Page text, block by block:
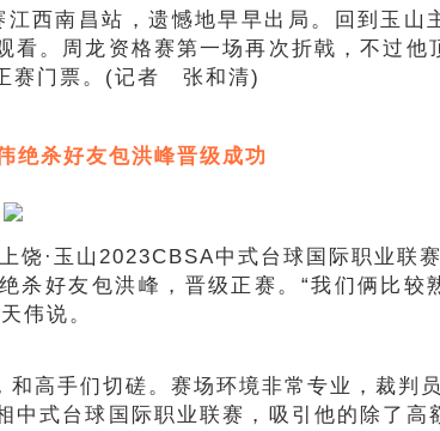
西南昌站，遗憾地早早出局。回到玉山
看。周龙资格赛第一场再次折戟，不过他
赛门票。(记者 张和清)
绝杀好友包洪峰晋级成功
饶·玉山2023CBSA中式台球国际职业联
杀好友包洪峰，晋级正赛。“我们俩比较
伟说。
高手们切磋。赛场环境非常专业，裁判
中式台球国际职业联赛，吸引他的除了高